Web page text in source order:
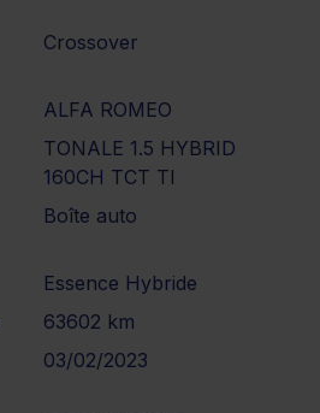
Crossover
ALFA ROMEO
TONALE 1.5 HYBRID
160CH TCT TI
Boîte auto
Essence Hybride
63602 km
03/02/2023